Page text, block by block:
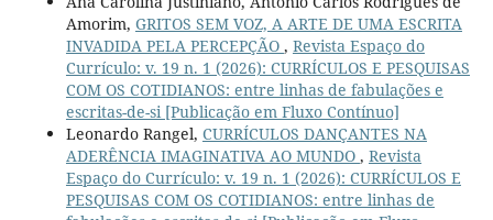
Amorim, GRITOS SEM VOZ, A ARTE DE UMA ESCRITA
INVADIDA PELA PERCEPÇÃO , Revista Espaço do
Currículo: v. 19 n. 1 (2026): CURRÍCULOS E PESQUISAS
COM OS COTIDIANOS: entre linhas de fabulações e
escritas-de-si [Publicação em Fluxo Contínuo]
Leonardo Rangel, CURRÍCULOS DANÇANTES NA
ADERÊNCIA IMAGINATIVA AO MUNDO , Revista
Espaço do Currículo: v. 19 n. 1 (2026): CURRÍCULOS E
PESQUISAS COM OS COTIDIANOS: entre linhas de